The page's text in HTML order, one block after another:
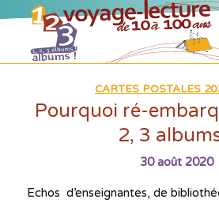
CARTES POSTALES
Pourquoi ré-
2, 3
30 août 2020
Echos d’enseignantes, de